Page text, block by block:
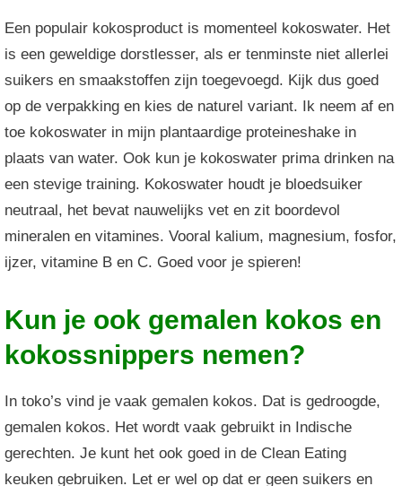
Een populair kokosproduct is momenteel kokoswater. Het
is een geweldige dorstlesser, als er tenminste niet allerlei
suikers en smaakstoffen zijn toegevoegd. Kijk dus goed
op de verpakking en kies de naturel variant. Ik neem af en
toe kokoswater in mijn plantaardige proteineshake in
plaats van water. Ook kun je kokoswater prima drinken na
een stevige training. Kokoswater houdt je bloedsuiker
neutraal, het bevat nauwelijks vet en zit boordevol
mineralen en vitamines. Vooral kalium, magnesium, fosfor,
ijzer, vitamine B en C. Goed voor je spieren!
Kun je ook gemalen kokos en
kokossnippers nemen?
In toko’s vind je vaak gemalen kokos. Dat is gedroogde,
gemalen kokos. Het wordt vaak gebruikt in Indische
gerechten. Je kunt het ook goed in de Clean Eating
keuken gebruiken. Let er wel op dat er geen suikers en